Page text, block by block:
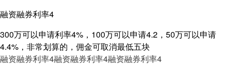
融资融券利率4
300万可以申请利率4%，100万可以申请4.2，50万可以申请
4.4%，非常划算的，佣金可取消最低五块
融资融券利率4融资融券利率4融资融券利率4